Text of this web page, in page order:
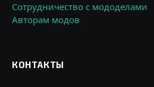
Сотрудничество с мододелами
Авторам модов
КОНТАКТЫ